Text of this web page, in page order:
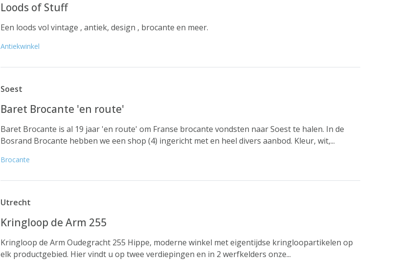
Loods of Stuff
Een loods vol vintage , antiek, design , brocante en meer.
Antiekwinkel
Soest
Baret Brocante 'en route'
Baret Brocante is al 19 jaar 'en route' om Franse brocante vondsten naar Soest te halen. In de
Bosrand Brocante hebben we een shop (4) ingericht met en heel divers aanbod. Kleur, wit,...
Brocante
Utrecht
Kringloop de Arm 255
Kringloop de Arm Oudegracht 255 Hippe, moderne winkel met eigentijdse kringloopartikelen op
elk productgebied. Hier vindt u op twee verdiepingen en in 2 werfkelders onze...